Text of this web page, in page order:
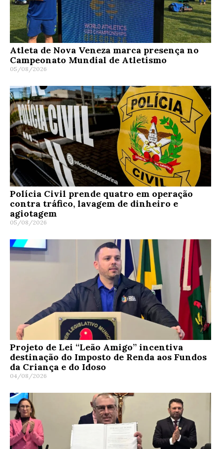
Atleta de Nova Veneza marca presença no
Campeonato Mundial de Atletismo
05/08/2026
Polícia Civil prende quatro em operação
contra tráfico, lavagem de dinheiro e
agiotagem
05/08/2026
Projeto de Lei “Leão Amigo” incentiva
destinação do Imposto de Renda aos Fundos
da Criança e do Idoso
04/08/2026